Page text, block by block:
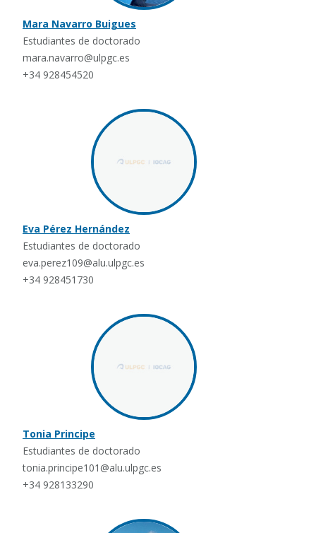
Mara Navarro Buigues
Estudiantes de doctorado
mara.navarro@ulpgc.es
+34 928454520
Eva Pérez Hernández
Estudiantes de doctorado
eva.perez109@alu.ulpgc.es
+34 928451730
Tonia Principe
Estudiantes de doctorado
tonia.principe101@alu.ulpgc.es
+34 928133290